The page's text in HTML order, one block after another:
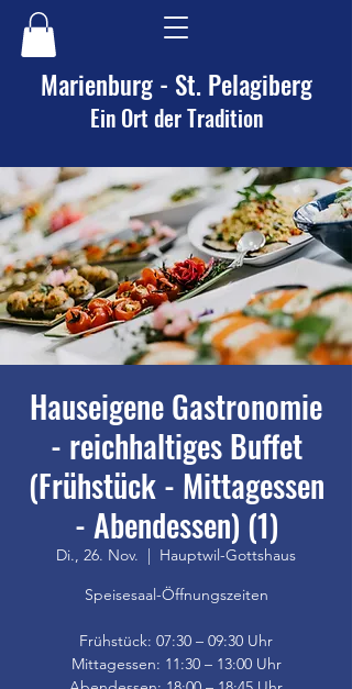
Marienburg - St. Pelagiberg
Ein Ort der Tradition
Hauseigene Gastronomie
- reichhaltiges Buffet
(Frühstück - Mittagessen
- Abendessen) (1)
Di., 26. Nov.
  |
Hauptwil-Gottshaus
Speisesaal-Öffnungszeiten
Frühstück: 07:30 – 09:30 Uhr
Mittagessen: 11:30 – 13:00 Uhr